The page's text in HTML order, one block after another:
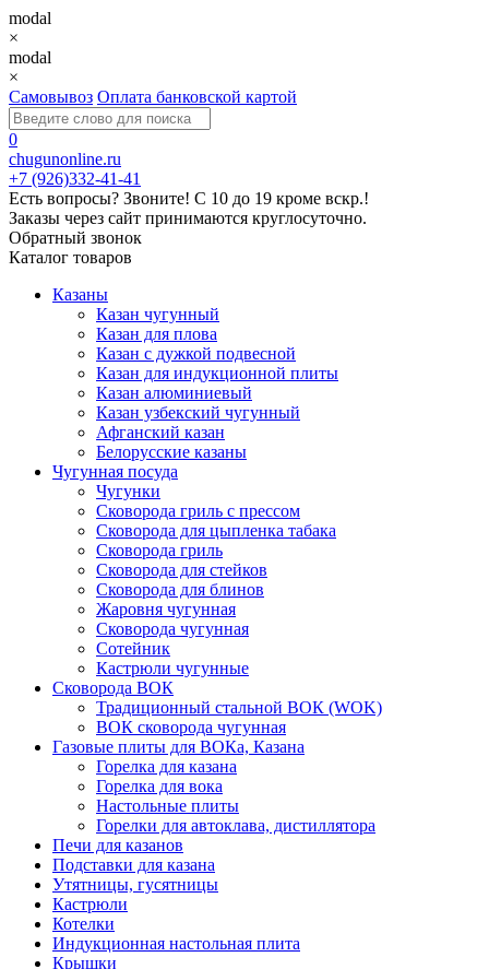
modal
×
modal
×
Самовывоз Оплата банковской картой
0
chugunonline.ru
+7 (926)332-41-41
Есть вопросы? Звоните! С 10 до 19 кроме вскр.!
Заказы через сайт принимаются круглосуточно.
Обратный звонок
Каталог товаров
Казаны
Казан чугунный
Казан для плова
Казан с дужкой подвесной
Казан для индукционной плиты
Казан алюминиевый
Казан узбекский чугунный
Афганский казан
Белорусские казаны
Чугунная посуда
Чугунки
Сковорода гриль с прессом
Сковорода для цыпленка табака
Сковорода гриль
Сковорода для стейков
Сковорода для блинов
Жаровня чугунная
Сковорода чугунная
Сотейник
Кастрюли чугунные
Сковорода ВОК
Традиционный стальной ВОК (WOK)
ВОК сковорода чугунная
Газовые плиты для ВОКа, Казана
Горелка для казана
Горелка для вока
Настольные плиты
Горелки для автоклава, дистиллятора
Печи для казанов
Подставки для казана
Утятницы, гусятницы
Кастрюли
Котелки
Индукционная настольная плита
Крышки